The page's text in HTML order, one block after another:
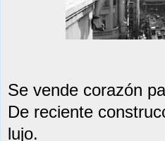
Se vende corazón
De reciente
lujo.